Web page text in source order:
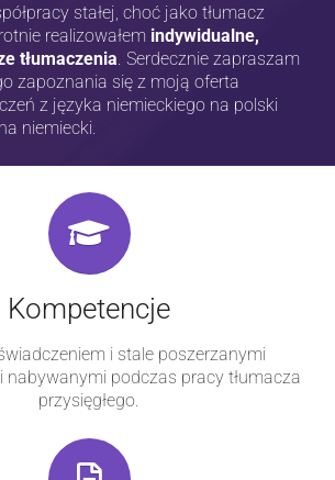
stałej, choć jako tłumacz
realizowałem indywidualne,
tłumaczenia. Serdecznie zapraszam
zapoznania się z moją oferta
z języka niemieckiego na polski
niemiecki.
Kompetencje
i stale poszerzanymi
nabywanymi podczas pracy tłumacza
przysięgłego.